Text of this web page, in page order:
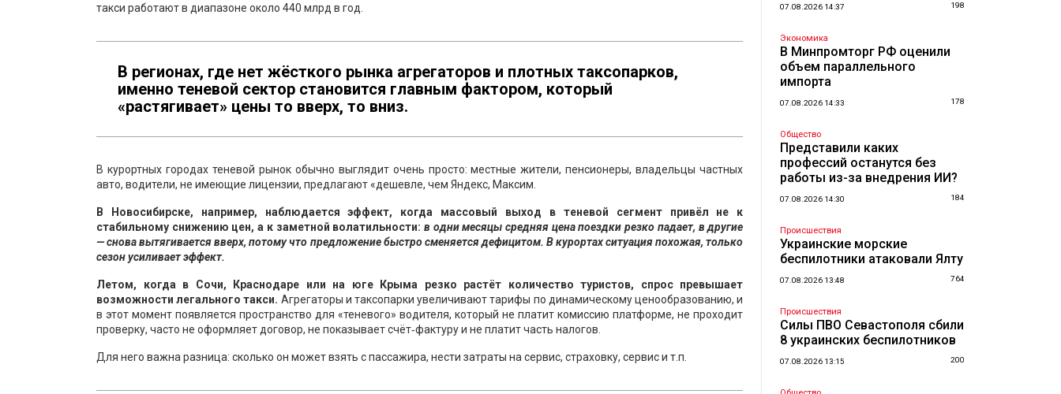
такси работают в диапазоне около 440 млрд в год.
В регионах, где нет жёсткого рынка агрегаторов и плотных таксопарков,
именно теневой сектор становится главным фактором, который
«растягивает» цены то вверх, то вниз.
В курортных городах теневой рынок обычно выглядит очень просто: местные жители, пенсионеры, владельцы частных
авто, водители, не имеющие лицензии, предлагают «дешевле, чем Яндекс, Максим.
В Новосибирске, например, наблюдается эффект, когда массовый выход в теневой сегмент привёл не к
стабильному снижению цен, а к заметной волатильности: в одни месяцы средняя цена поездки резко падает, в другие
— снова вытягивается вверх, потому что предложение быстро сменяется дефицитом. В курортах ситуация похожая, только
сезон усиливает эффект.
Летом, когда в Сочи, Краснодаре или на юге Крыма резко растёт количество туристов, спрос превышает
возможности легального такси. Агрегаторы и таксопарки увеличивают тарифы по динамическому ценообразованию, и
в этот момент появляется пространство для «теневого» водителя, который не платит комиссию платформе, не проходит
проверку, часто не оформляет договор, не показывает счёт‑фактуру и не платит часть налогов.
Для него важна разница: сколько он может взять с пассажира, нести затраты на сервис, страховку, сервис и т.п.
07.08.2026 14:37 198
Экономика
В Минпромторг РФ оценили
объем параллельного
импорта
07.08.2026 14:33 178
Общество
Представили каких
профессий останутся без
работы из-за внедрения ИИ?
07.08.2026 14:30 184
Происшествия
Украинские морские
беспилотники атаковали Ялту
07.08.2026 13:48 764
Происшествия
Силы ПВО Севастополя сбили
8 украинских беспилотников
07.08.2026 13:15 200